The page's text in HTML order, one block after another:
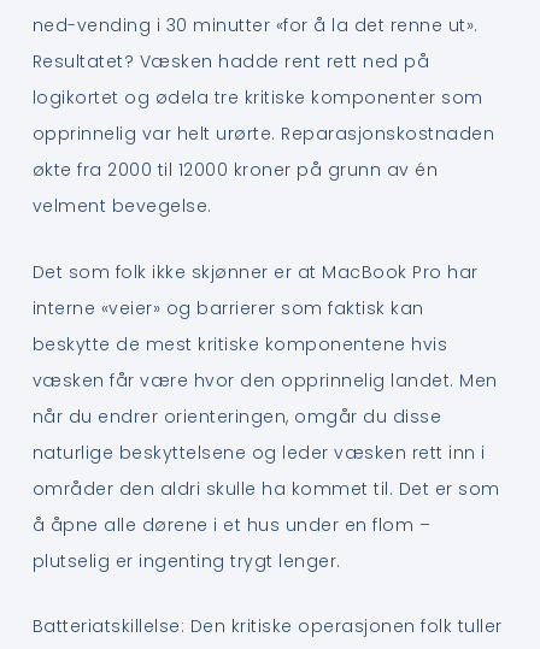
ned-vending i 30 minutter «for å la det renne ut».
Resultatet? Væsken hadde rent rett ned på
logikortet og ødela tre kritiske komponenter som
opprinnelig var helt urørte. Reparasjonskostnaden
økte fra 2000 til 12000 kroner på grunn av én
velment bevegelse.
Det som folk ikke skjønner er at MacBook Pro har
interne «veier» og barrierer som faktisk kan
beskytte de mest kritiske komponentene hvis
væsken får være hvor den opprinnelig landet. Men
når du endrer orienteringen, omgår du disse
naturlige beskyttelsene og leder væsken rett inn i
områder den aldri skulle ha kommet til. Det er som
å åpne alle dørene i et hus under en flom –
plutselig er ingenting trygt lenger.
Batteriatskillelse: Den kritiske operasjonen folk tuller